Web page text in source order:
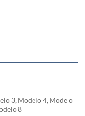
3, Modelo 4, Modelo
8